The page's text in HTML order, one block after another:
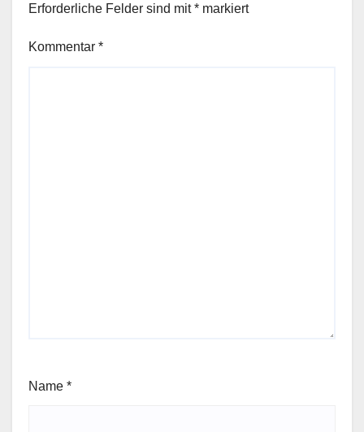
Erforderliche Felder sind mit* markiert
Kommentar *
Name *